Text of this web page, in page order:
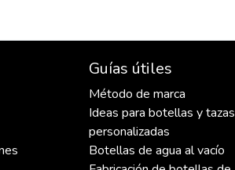
Guías útiles
Método de marca
Ideas para botellas y tazas
personalizadas
Botellas de agua al vacío